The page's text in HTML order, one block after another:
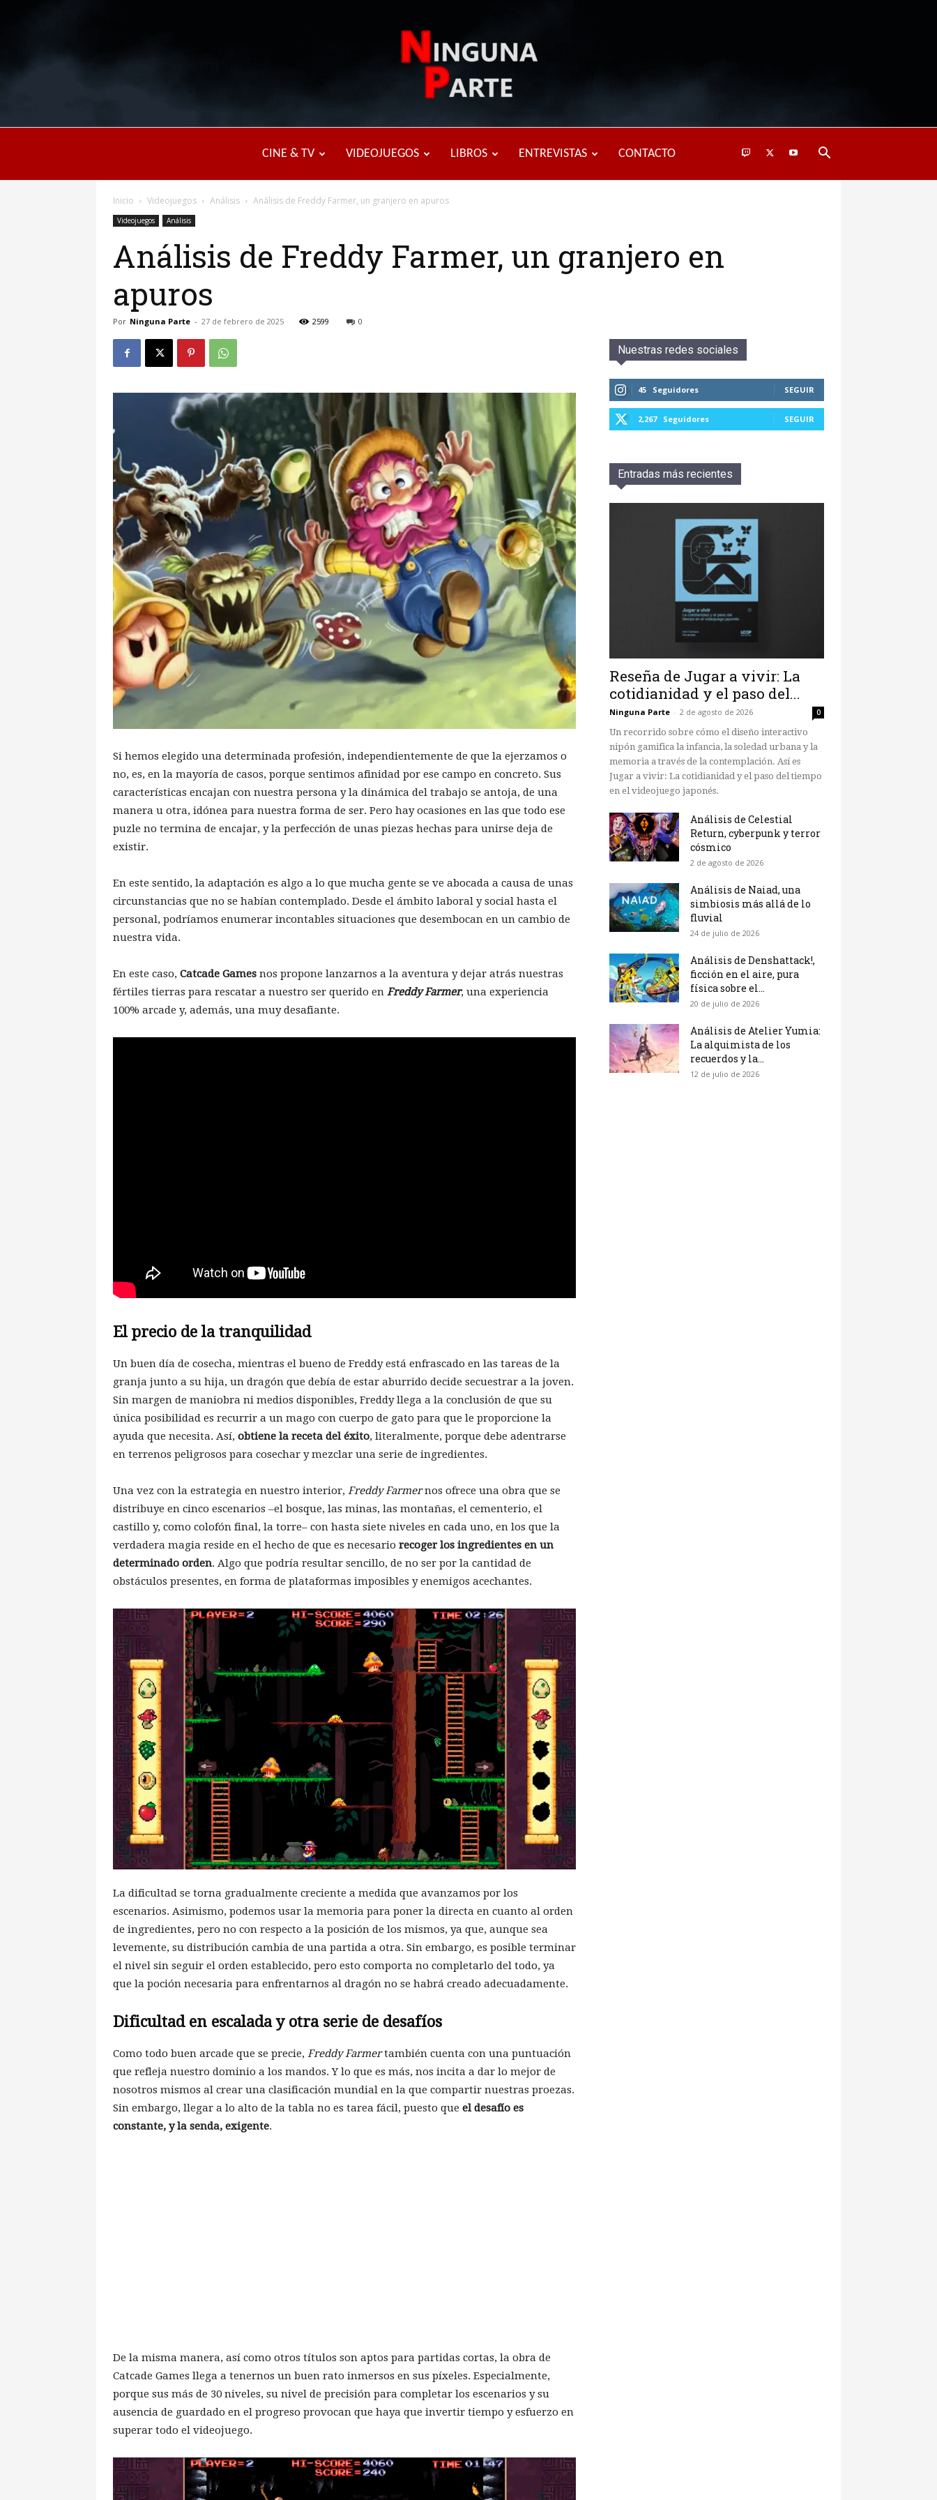
CINE & TV VIDEOJUEGOS LIBROS ENTREVISTAS CONTACTO
Inicio Videojuegos Análisis Análisis de Freddy Farmer, un granjero en apuros
Videojuegos Análisis
Análisis de Freddy Farmer, un granjero en
apuros
Por Ninguna Parte - 27 de febrero de 2025 2599 0
Si hemos elegido una determinada profesión, independientemente de que la ejerzamos o
no, es, en la mayoría de casos, porque sentimos afinidad por ese campo en concreto. Sus
características encajan con nuestra persona y la dinámica del trabajo se antoja, de una
manera u otra, idónea para nuestra forma de ser. Pero hay ocasiones en las que todo ese
puzle no termina de encajar, y la perfección de unas piezas hechas para unirse deja de
existir.
En este sentido, la adaptación es algo a lo que mucha gente se ve abocada a causa de unas
circunstancias que no se habían contemplado. Desde el ámbito laboral y social hasta el
personal, podríamos enumerar incontables situaciones que desembocan en un cambio de
nuestra vida.
En este caso, Catcade Games nos propone lanzarnos a la aventura y dejar atrás nuestras
fértiles tierras para rescatar a nuestro ser querido en Freddy Farmer, una experiencia
100% arcade y, además, una muy desafiante.
El precio de la tranquilidad
Un buen día de cosecha, mientras el bueno de Freddy está enfrascado en las tareas de la
granja junto a su hija, un dragón que debía de estar aburrido decide secuestrar a la joven.
Sin margen de maniobra ni medios disponibles, Freddy llega a la conclusión de que su
única posibilidad es recurrir a un mago con cuerpo de gato para que le proporcione la
ayuda que necesita. Así, obtiene la receta del éxito, literalmente, porque debe adentrarse
en terrenos peligrosos para cosechar y mezclar una serie de ingredientes.
Una vez con la estrategia en nuestro interior, Freddy Farmernos ofrece una obra que se
distribuye en cinco escenarios –el bosque, las minas, las montañas, el cementerio, el
castillo y, como colofón final, la torre– con hasta siete niveles en cada uno, en los que la
verdadera magia reside en el hecho de que es necesario recoger los ingredientes en un
determinado orden. Algo que podría resultar sencillo, de no ser por la cantidad de
obstáculos presentes, en forma de plataformas imposibles y enemigos acechantes.
La dificultad se torna gradualmente creciente a medida que avanzamos por los
escenarios. Asimismo, podemos usar la memoria para poner la directa en cuanto al orden
de ingredientes, pero no con respecto a la posición de los mismos, ya que, aunque sea
levemente, su distribución cambia de una partida a otra. Sin embargo, es posible terminar
el nivel sin seguir el orden establecido, pero esto comporta no completarlo del todo, ya
que la poción necesaria para enfrentarnos al dragón no se habrá creado adecuadamente.
Dificultad en escalada y otra serie de desafíos
Como todo buen arcade que se precie, Freddy Farmertambién cuenta con una puntuación
que refleja nuestro dominio a los mandos. Y lo que es más, nos incita a dar lo mejor de
nosotros mismos al crear una clasificación mundial en la que compartir nuestras proezas.
Sin embargo, llegar a lo alto de la tabla no es tarea fácil, puesto que el desafío es
constante, y la senda, exigente.
De la misma manera, así como otros títulos son aptos para partidas cortas, la obra de
Catcade Games llega a tenernos un buen rato inmersos en sus píxeles. Especialmente,
porque sus más de 30 niveles, su nivel de precisión para completar los escenarios y su
ausencia de guardado en el progreso provocan que haya que invertir tiempo y esfuerzo en
superar todo el videojuego.
Nuestras redes sociales
45 Seguidores SEGUIR
2,267 Seguidores SEGUIR
Entradas más recientes
Reseña de Jugar a vivir: La
cotidianidad y el paso del...
Ninguna Parte - 2 de agosto de 2026 0
Un recorrido sobre cómo el diseño interactivo
nipón gamifica la infancia, la soledad urbana y la
memoria a través de la contemplación. Así es
Jugar a vivir: La cotidianidad y el paso del tiempo
en el videojuego japonés.
Análisis de Celestial
Return, cyberpunk y terror
cósmico
2 de agosto de 2026
Análisis de Naiad, una
simbiosis más allá de lo
fluvial
24 de julio de 2026
Análisis de Denshattack!,
ficción en el aire, pura
física sobre el...
20 de julio de 2026
Análisis de Atelier Yumia:
La alquimista de los
recuerdos y la...
12 de julio de 2026